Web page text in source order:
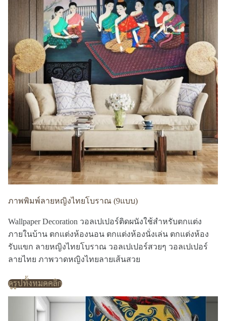
ภาพพิมพ์ลายหญิงไทยโบราณ (9แบบ)
Wallpaper Decoration วอลเปเปอร์ติดผนังใช้สำหรับตกแต่ง
ภายในบ้าน ตกแต่งห้องนอน ตกแต่งห้องนั่งเล่น ตกแต่งห้อง
รับแขก ลายหญิงไทยโบราณ วอลเปเปอร์สวยๆ วอลเปเปอร์
ลายไทย ภาพวาดหญิงไทยลายเส้นสวย
ดูรูปทั้งหมดคลิก